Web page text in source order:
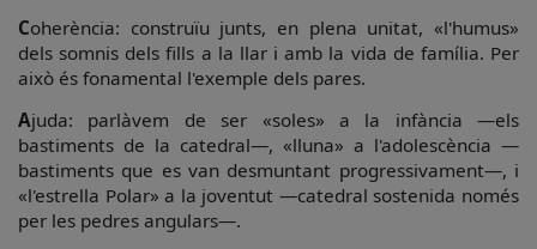
Coherència: construïu junts, en plena unitat, «l'humus»
dels somnis dels fills a la llar i amb la vida de família. Per
això és fonamental l'exemple dels pares.
Ajuda: parlàvem de ser «soles» a la infància —els
bastiments de la catedral—, «lluna» a l'adolescència —
bastiments que es van desmuntant progressivament—, i
«l'estrella Polar» a la joventut —catedral sostenida només
per les pedres angulars—.